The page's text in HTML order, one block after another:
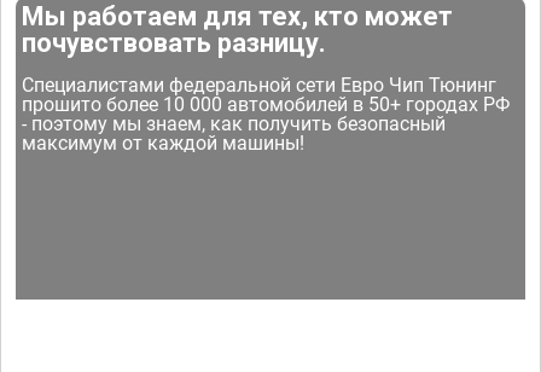
Мы работаем для тех, кто может
почувствовать разницу.
Специалистами федеральной сети Евро Чип Тюнинг
прошито более 10 000 автомобилей в 50+ городах РФ
- поэтому мы знаем, как получить безопасный
максимум от каждой машины!